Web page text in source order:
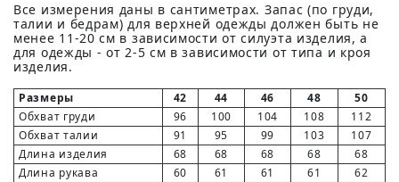
Все измерения даны в сантиметрах. Запас (по груди,
талии и бедрам) для верхней одежды должен быть не
менее 11-20 см в зависимости от силуэта изделия, а
для одежды - от 2-5 см в зависимости от типа и кроя
изделия.
Размеры 42 44 46 48
50
Обхват груди
96 100 104 108
112
Обхват талии
91 95 99 103
107
Длина изделия
68 68 68 68
68
Длина рукава
60 61 61 61 62